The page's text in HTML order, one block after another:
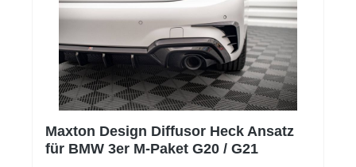
Maxton Design Diffusor Heck Ansatz
für BMW 3er M-Paket G20 / G21